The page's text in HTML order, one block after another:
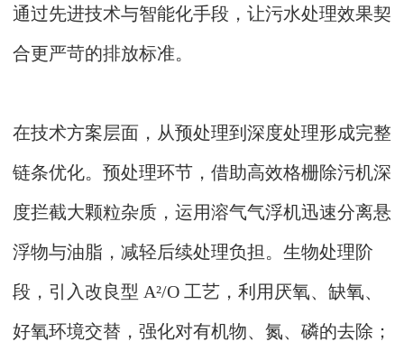
通过先进技术与智能化手段，让污水处理效果契
合更严苛的排放标准。
在技术方案层面，从预处理到深度处理形成完整
链条优化。预处理环节，借助高效格栅除污机深
度拦截大颗粒杂质，运用溶气气浮机迅速分离悬
浮物与油脂，减轻后续处理负担。生物处理阶
段，引入改良型 A²/O 工艺，利用厌氧、缺氧、
好氧环境交替，强化对有机物、氮、磷的去除；